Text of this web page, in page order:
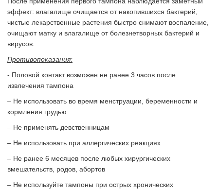
эффект: влагалище очищается от накопившихся бактерий,
чистые лекарственные растения быстро снимают воспаление,
очищают матку и влагалище от болезнетворных бактерий и
вирусов.
Противопоказания:
- Половой контакт возможен не ранее 3 часов после
извлечения тампона
– Не использовать во время менструации, беременности и
кормления грудью
– Не применять девственницам
– Не использовать при аллергических реакциях
– Не ранее 6 месяцев после любых хирургических
вмешательств, родов, абортов
– Не используйте тампоны при острых хронических